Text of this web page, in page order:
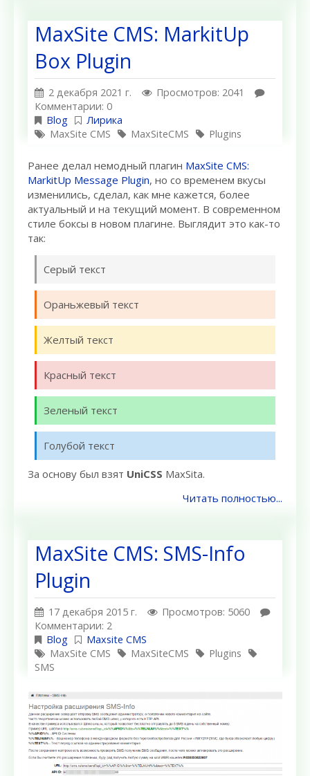
MaxSite CMS: MarkitUp
Box Plugin
2 декабря 2021 г.
Просмотров: 2041
Комментарии: 0
Blog
Лирика
MaxSite CMS
MaxSiteCMS Plugins
Ранее делал немодный плагин MaxSite CMS:
MarkitUp Message Plugin, но со временем вкусы
изменились, сделал, как мне кажется, более
актуальный и на текущий момент. В современном
стиле боксы в новом плагине. Выглядит это как-то
так:
Серый текст
Ораньжевый текст
Желтый текст
Красный текст
Зеленый текст
Голубой текст
За основу был взят UniCSS MaxSitа.
Читать полностью...
MaxSite CMS: SMS-Info
Plugin
17 декабря 2015 г.
Просмотров: 5060
Комментарии: 2
Blog
Maxsite CMS
MaxSite CMS
MaxSiteCMS
Plugins
SMS